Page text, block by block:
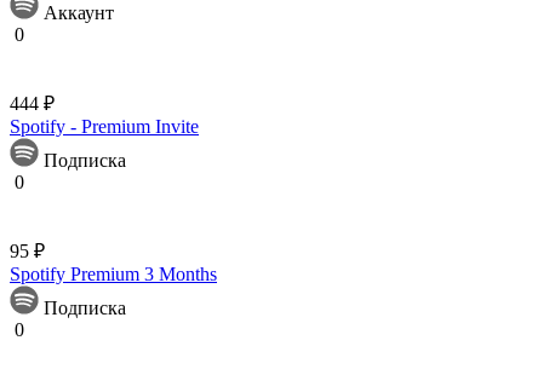
Аккаунт
0
444 ₽
Spotify - Premium Invite
Подписка
0
95 ₽
Spotify Premium 3 Months
Подписка
0